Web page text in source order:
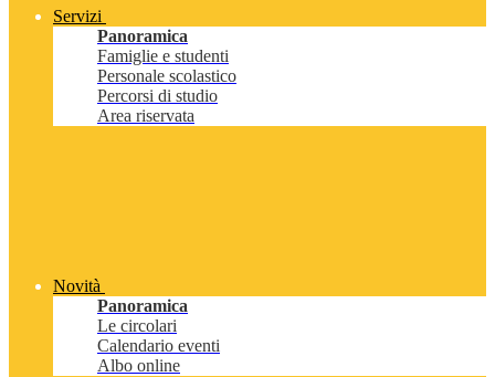
Servizi
Panoramica
Famiglie e studenti
Personale scolastico
Percorsi di studio
Area riservata
Novità
Panoramica
Le circolari
Calendario eventi
Albo online